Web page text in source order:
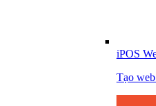
iPOS
Tạo